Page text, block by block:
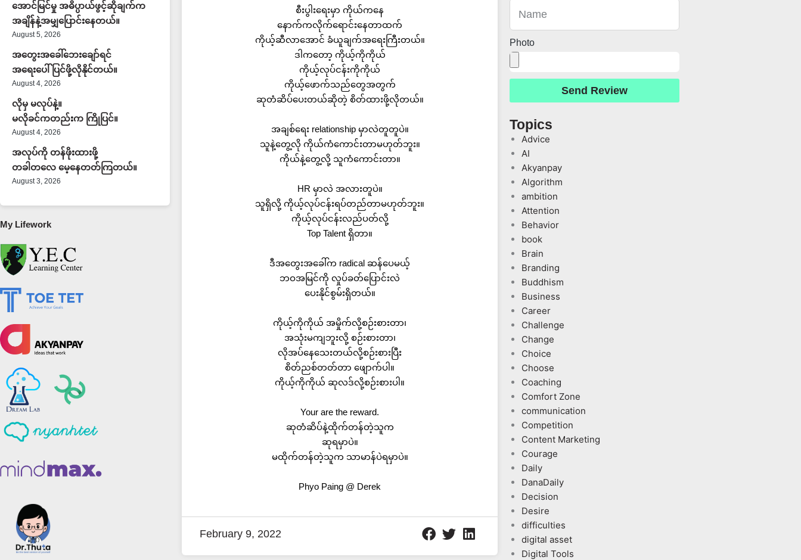
အောင်မြင်မှု အဓိပ္ပာယ်ဖွင့်ဆိုချက်က
အချိန်နဲ့အမျှပြောင်းနေတယ်။
August 5, 2026
အတွေးအခေါ်ဘေးချော်ရင်
အရေးပေါ်ပြင်ဖို့လိုနိုင်တယ်။
August 4, 2026
လိုမှ မလုပ်နဲ့။
မလိုခင်ကတည်းက ကြိုပြင်။
August 4, 2026
အလုပ်ကို တန်ဖိုးထားဖို့
တခါတလေ မေ့နေတတ်ကြတယ်။
August 3, 2026
My Lifework
စီးပွါးရေးမှာ ကိုယ်ကနေ
နောက်ကလိုက်ရောင်းနေတာထက်
ကိုယ့်ဆီလာအောင် ခံယူချက်အရေးကြီးတယ်။
ဒါကတော့ ကိုယ့်ကိုကိုယ်
ကိုယ့်လုပ်ငန်းကိုကိုယ်
ကိုယ့်ဖောက်သည်တွေအတွက်
ဆုတံဆိပ်ပေးတယ်ဆိုတဲ့ စိတ်ထားဖို့လိုတယ်။
အချစ်ရေး relationship မှာလဲတူတူပဲ။
သူနဲ့တွေ့လို ကိုယ်ကံကောင်းတာမဟုတ်ဘူး။
ကိုယ်နဲ့တွေ့လို့ သူကံကောင်းတာ။
HR မှာလဲ အလားတူပဲ။
သူရှိလို့ ကိုယ့်လုပ်ငန်းရပ်တည်တာမဟုတ်ဘူး။
ကိုယ့်လုပ်ငန်းလည်ပတ်လို့
Top Talent ရှိတာ။
ဒီအတွေးအခေါ်က radical ဆန်ပေမယ့်
ဘဝအမြင်ကို လှုပ်ခတ်ပြောင်းလဲ
ပေးနိုင်စွမ်းရှိတယ်။
ကိုယ့်ကိုကိုယ် အမှိုက်လို့စဉ်းစားတာ၊
အသုံးမကျဘူးလို့ စဉ်းစားတာ၊
လိုအပ်နေသေးတယ်လို့စဉ်းစားပြီး
စိတ်ညစ်တတ်တာ ဖျောက်ပါ။
ကိုယ့်ကိုကိုယ် ဆုလဒ်လို့စဉ်းစားပါ။
Your are the reward.
ဆုတံဆိပ်နဲ့ထိုက်တန်တဲ့သူက
ဆုရမှာပဲ။
မထိုက်တန်တဲ့သူက သာမာန်ပဲရမှာပဲ။
Phyo Paing @ Derek
February 9, 2022
Photo
Send Review
Topics
Advice
AI
Akyanpay
Algorithm
ambition
Attention
Behavior
book
Brain
Branding
Buddhism
Business
Career
Challenge
Change
Choice
Choose
Coaching
Comfort Zone
communication
Competition
Content Marketing
Courage
Daily
DanaDaily
Decision
Desire
difficulties
digital asset
Digital Tools